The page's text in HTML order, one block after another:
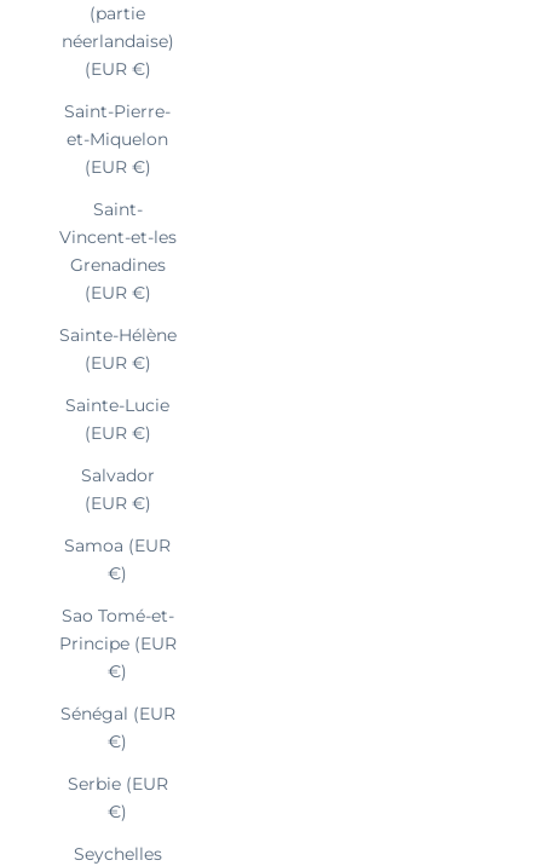
(partie
néerlandaise)
(EUR €)
Saint-Pierre-
et-Miquelon
(EUR €)
Saint-
Vincent-et-les
Grenadines
(EUR €)
Sainte-Hélène
(EUR €)
Sainte-Lucie
(EUR €)
Salvador
(EUR €)
Samoa (EUR
€)
Sao Tomé-et-
Principe (EUR
€)
Sénégal (EUR
€)
Serbie (EUR
€)
Seychelles